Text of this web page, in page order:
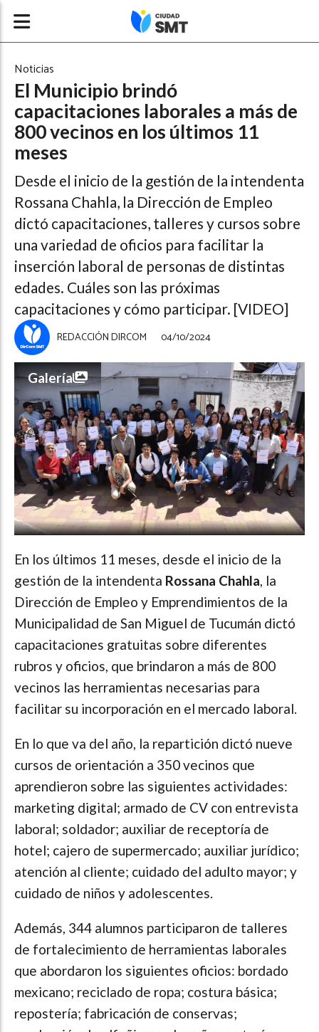
El Municipio brindó
capacitaciones laborales a más de
800 vecinos en los últimos 11
meses
Desde el inicio de la gestión de la intendenta
Rossana Chahla, la Dirección de Empleo
dictó capacitaciones, talleres y cursos sobre
una variedad de oficios para facilitar la
inserción laboral de personas de distintas
edades. Cuáles son las próximas
capacitaciones y cómo participar. [VIDEO]
Noticias
04/10/2024
REDACCIÓN DIRCOM
Galería
En los últimos 11 meses, desde el inicio de la
gestión de la intendenta Rossana Chahla, la
Dirección de Empleo y Emprendimientos de la
Municipalidad de San Miguel de Tucumán dictó
capacitaciones gratuitas sobre diferentes
rubros y oficios, que brindaron a más de 800
vecinos las herramientas necesarias para
facilitar su incorporación en el mercado laboral.
En lo que va del año, la repartición dictó nueve
cursos de orientación a 350 vecinos que
aprendieron sobre las siguientes actividades:
marketing digital; armado de CV con entrevista
laboral; soldador; auxiliar de receptoría de
hotel; cajero de supermercado; auxiliar jurídico;
atención al cliente; cuidado del adulto mayor; y
cuidado de niños y adolescentes.
Además, 344 alumnos participaron de talleres
de fortalecimiento de herramientas laborales
que abordaron los siguientes oficios: bordado
mexicano; reciclado de ropa; costura básica;
repostería; fabricación de conservas;